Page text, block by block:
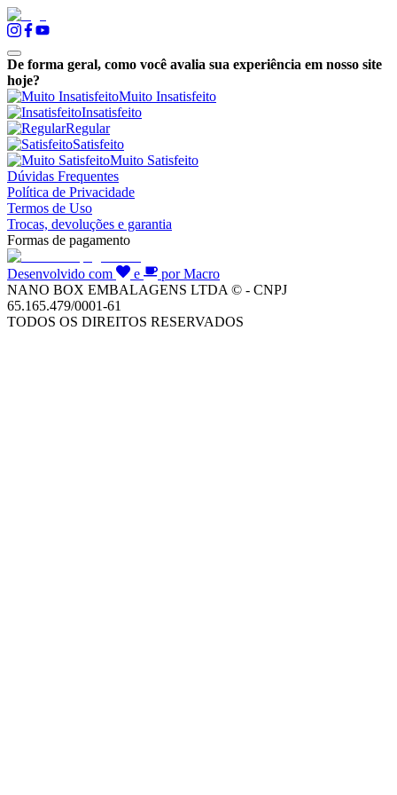
De forma geral, como você avalia sua experiência em nosso site
hoje?
Muito Insatisfeito
Insatisfeito
Regular
Satisfeito
Muito Satisfeito
Dúvidas Frequentes
Política de Privacidade
Termos de Uso
Trocas, devoluções e garantia
Formas de pagamento
Desenvolvido com e
por Macro
NANO BOX EMBALAGENS LTDA © - CNPJ
65.165.479/0001-61
TODOS OS DIREITOS RESERVADOS